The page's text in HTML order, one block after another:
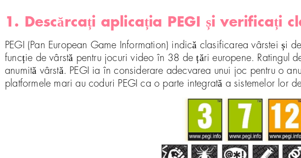
1. Descărcați aplicația PEGI și verificați
PEGI (Pan European Game Information) indică clasificarea vârstei și
funcție de vârstă pentru jocuri video în 38 de țări europene. Ratingul
anumită vârstă. PEGI ia în considerare adecvarea unui joc pentru o
platformele mari au coduri PEGI ca o parte integrată a sistemelor lor